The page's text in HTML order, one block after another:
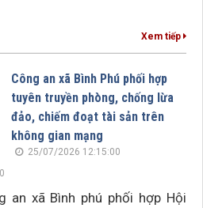
Xem tiếp
Công an xã Bình Phú phối hợp
tuyên truyền phòng, chống lừa
đảo, chiếm đoạt tài sản trên
không gian mạng
25/07/2026 12:15:00
an xã Bình phú phối hợp Hội